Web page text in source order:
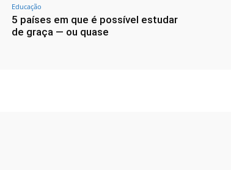
Educação
5 países em que é possível estudar
de graça — ou quase